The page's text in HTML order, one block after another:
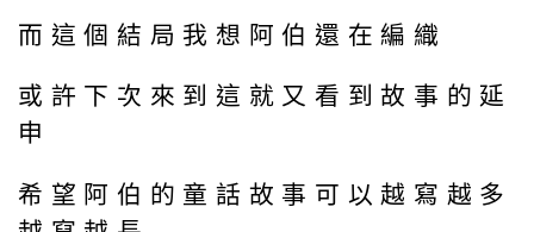
而這個結局我想阿伯還在編織
或許下次來到這就又看到故事的延
申
希望阿伯的童話故事可以越寫越多